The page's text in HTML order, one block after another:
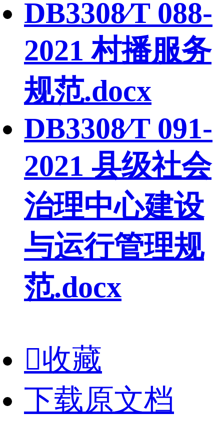
DB3308∕T 088-
2021 村播服务
规范.docx
DB3308∕T 091-
2021 县级社会
治理中心建设
与运行管理规
范.docx
收藏
下载原文档